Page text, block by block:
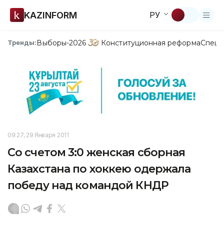
KAZINFORM РУ
Тренды:Выборы-2026 Конституционная реформа
09:27, 29 Января 2011
Со счетом 3:0 женская сборная
Казахстана по хоккею одержала
победу над командой КНДР